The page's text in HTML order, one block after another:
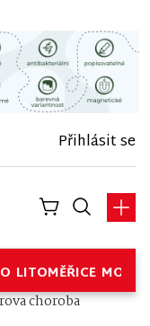
Přihlásit se
LITOMĚŘICE
choroba